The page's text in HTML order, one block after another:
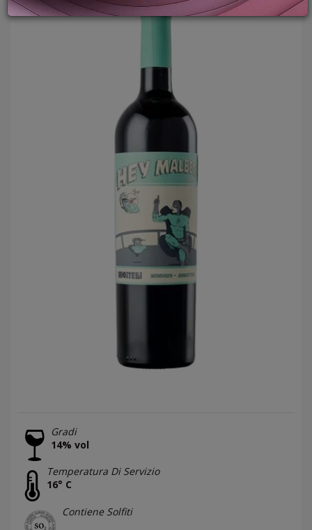
GIFT
Gradi
14% vol
Temperatura Di Servizio
16° C
Contiene Solfiti